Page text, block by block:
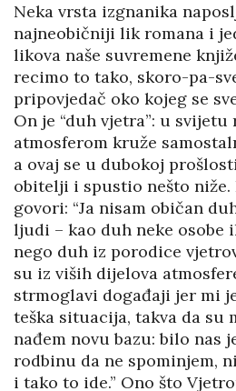
Neka vrsta izgnanika
najneobičniji lik romana i
likova naše suvremene
recimo to tako, skoro-pa-
pripovjedač oko kojeg se
On je “duh vjetra”: u
atmosferom kruže
a ovaj se u dubokoj
obitelji i spustio nešto niže.
govori: “Ja nisam običan
ljudi – kao duh neke osobe
nego duh iz porodice
su iz viših dijelova
strmoglavi događaji jer mi
teška situacija, takva da su
nađem novu bazu: bilo nas
rodbinu da ne spominjem,
i tako to ide.” Ono što